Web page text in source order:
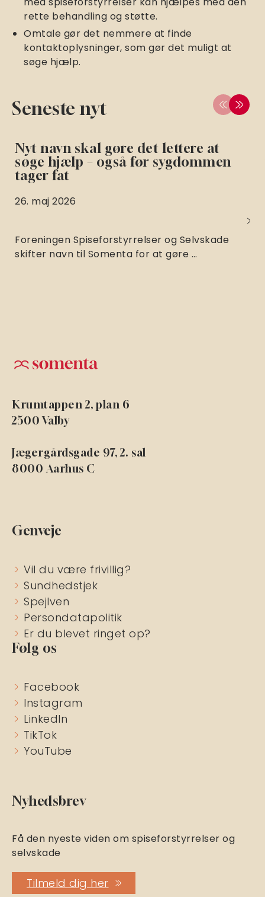
rette behandling og støtte.
Omtale gør det nemmere at finde
kontaktoplysninger, som gør det muligt at
søge hjælp.
Seneste nyt
Nyt navn skal gøre det lettere at
søge hjælp – også før sygdommen
tager fat
26. maj 2026
Foreningen Spiseforstyrrelser og Selvskade
skifter navn til Somenta for at gøre …
Krumtappen 2, plan 6
2500 Valby
Jægergårdsgade 97, 2. sal
8000 Aarhus C
Genveje
Vil du være frivillig?
Sundhedstjek
Spejlven
Persondatapolitik
Er du blevet ringet op?
Følg os
Facebook
Instagram
LinkedIn
TikTok
YouTube
Nyhedsbrev
Få den nyeste viden om spiseforstyrrelser og
selvskade
Tilmeld dig her